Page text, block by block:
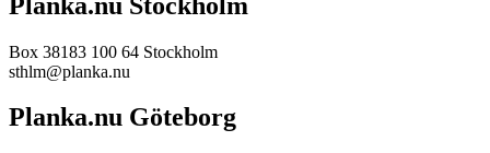
Box 38183 100 64 Stockholm
sthlm@planka.nu
Planka.nu Göteborg